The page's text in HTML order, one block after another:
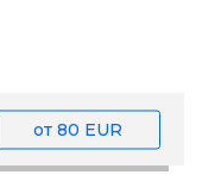
от 80 EUR